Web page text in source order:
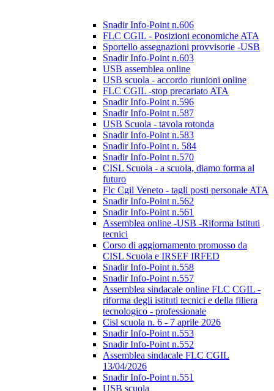
Snadir Info-Point n.606
FLC CGIL - Posizioni economiche ATA
Sportello assegnazioni provvisorie -USB
Snadir Info-Point n.603
USB assemblea online
USB scuola - accordo riunioni online
FLC CGIL -stop precariato ATA
Snadir Info-Point n.596
Snadir Info-Point n.587
USB Scuola - tavola rotonda
Snadir Info-Point n.583
Snadir Info-Point n. 584
Snadir Info-Point n.570
CISL Scuola - a scuola, diamo forma al
futuro
Flc Cgil Veneto - tagli posti personale ATA
Snadir Info-Point n.562
Snadir Info-Point n.561
Assemblea online -USB -Riforma Istituti
tecnici
Corso di aggiornamento promosso da
CISL Scuola e IRSEF IRFED
Snadir Info-Point n.558
Snadir Info-Point n.557
Assemblea sindacale online FLC CGIL -
riforma degli istituti tecnici e della filiera
tecnologico - professionale
Cisl scuola n. 6 - 7 aprile 2026
Snadir Info-Point n.553
Snadir Info-Point n.552
Assemblea sindacale FLC CGIL
13/04/2026
Snadir Info-Point n.551
USB scuola